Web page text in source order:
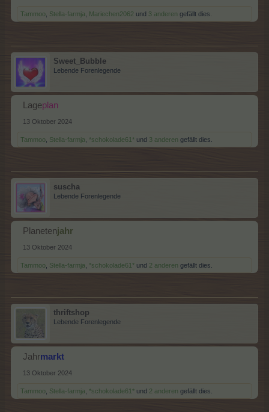
Tammoo Stella-farmja Mariechen2062 und 3 anderen gefällt dies.
Sweet_Bubble
Lebende Forenlegende
Lageplan
13 Oktober 2024
Tammoo Stella-farmja *schokolade61* und 3 anderen gefällt dies.
suscha
Lebende Forenlegende
Planetenjahr
13 Oktober 2024
Tammoo Stella-farmja *schokolade61* und 2 anderen gefällt dies.
thriftshop
Lebende Forenlegende
Jahrmarkt
13 Oktober 2024
Tammoo Stella-farmja *schokolade61* und 2 anderen gefällt dies.